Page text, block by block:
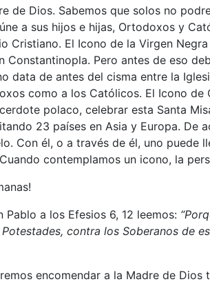
de Dios. Sabemos que solos no
a sus hijos e hijas, Ortodoxos y
Cristiano. El Icono de la Virgen
Constantinopla. Pero antes de eso
data de antes del cisma entre la
como a los Católicos. El Icono de
polaco, celebrar esta Santa
23 países en Asia y Europa. De
Con él, o a través de él, uno puede
contemplamos un icono, la
Pablo a los Efesios 6, 12 leemos:
contra los Soberanos de
encomendar a la Madre de